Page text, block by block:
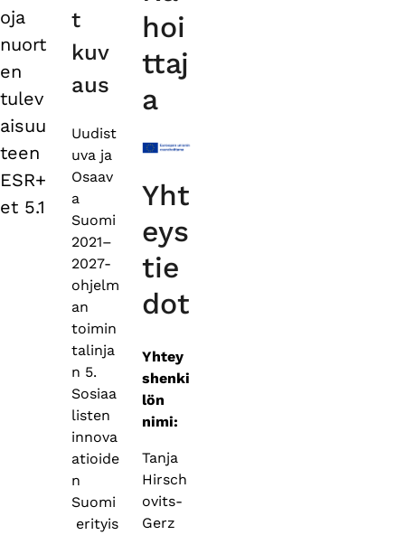
oja
nuort
en
tulev
aisuu
teen
ESR+
et 5.1
t
kuv
aus
Uudist
uva ja
Osaav
a
Suomi
2021–
2027-
ohjelm
an
toimin
talinja
n 5.
Sosiaa
listen
innova
atioide
n
Suomi
erityis
hoi
ttaj
a
Yht
eys
tie
dot
Yhtey
shenki
lön
nimi:
Tanja
Hirsch
ovits-
Gerz